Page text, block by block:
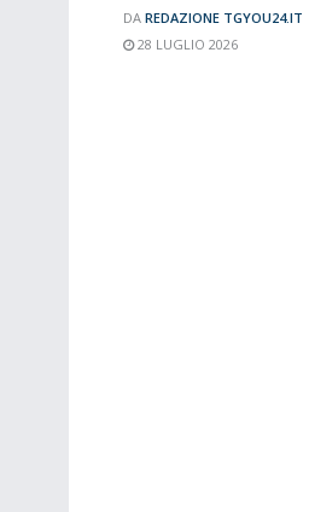
DA REDAZIONE TGYOU24.IT
28 LUGLIO 2026